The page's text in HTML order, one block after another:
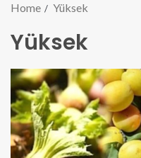
Home Yüksek
Yüksek